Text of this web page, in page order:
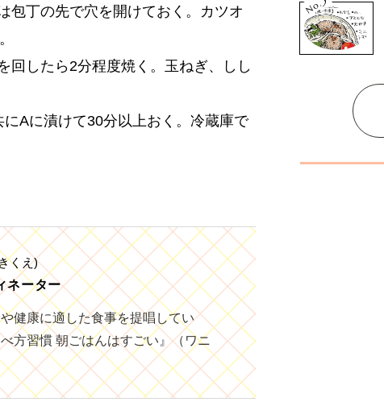
包丁の先で穴を開けておく。カツオ
回したら2分程度焼く。玉ねぎ、しし
Aに漬けて30分以上おく。冷蔵庫で
くえ)
ネーター
健康に適した食事を提唱してい
方習慣 朝ごはんはすごい』（ワニ
No.